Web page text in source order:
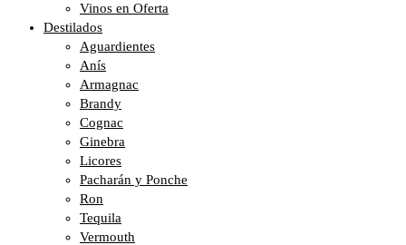
Vinos en Oferta
Destilados
Aguardientes
Anís
Armagnac
Brandy
Cognac
Ginebra
Licores
Pacharán y Ponche
Ron
Tequila
Vermouth